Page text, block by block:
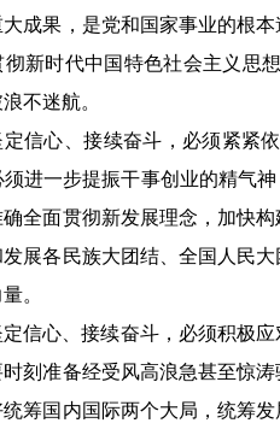
成果，是党和国家事业的根
彻新时代中国特色社会主义思
不迷航。
信心、接续奋斗，必须紧紧依
须进一步提振干事创业的精气
确全面贯彻新发展理念，加快
展各民族大团结、全国人民
。
信心、接续奋斗，必须积极应
刻准备经受风高浪急甚至惊
筹国内国际两个大局，统筹